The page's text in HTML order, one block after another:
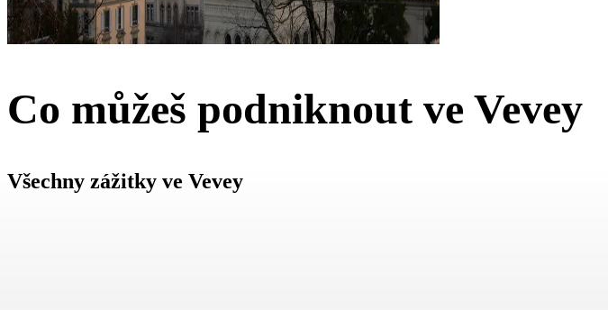
Co můžeš podniknout ve Vevey
Všechny zážitky ve Vevey